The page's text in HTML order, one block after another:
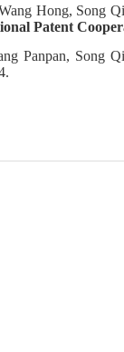
Hong, Song
Patent
Panpan, Song